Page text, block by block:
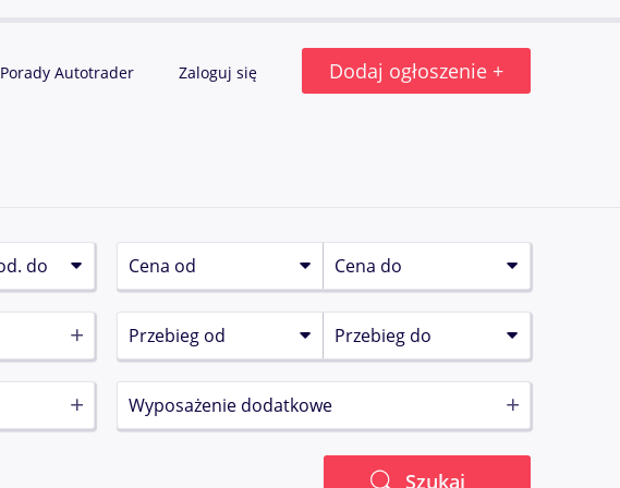
Porady Autotrader Zaloguj się Dodaj ogłoszenie +
Wyposażenie dodatkowe
Szukaj